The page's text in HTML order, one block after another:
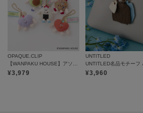
OPAQUE.CLIP
【WANPAKU HOUSE】アソートパペットチャーム
¥3,979
UNTITLED
¥3,960